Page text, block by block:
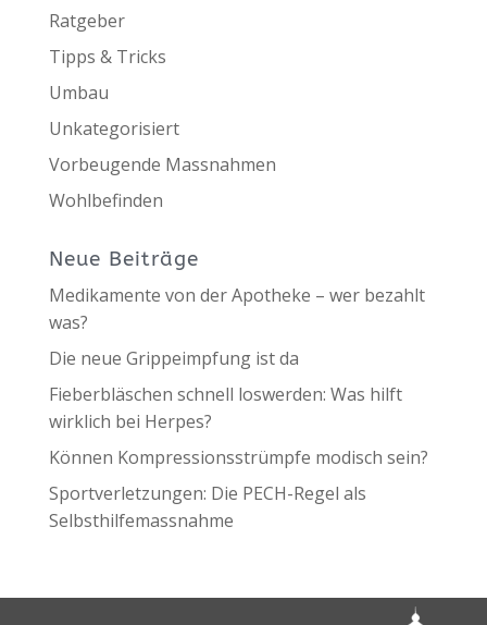
Ratgeber
Tipps & Tricks
Umbau
Unkategorisiert
Vorbeugende Massnahmen
Wohlbefinden
Neue Beiträge
Medikamente von der Apotheke – wer bezahlt
was?
Die neue Grippeimpfung ist da
Fieberbläschen schnell loswerden: Was hilft
wirklich bei Herpes?
Können Kompressionsstrümpfe modisch sein?
Sportverletzungen: Die PECH-Regel als
Selbsthilfemassnahme